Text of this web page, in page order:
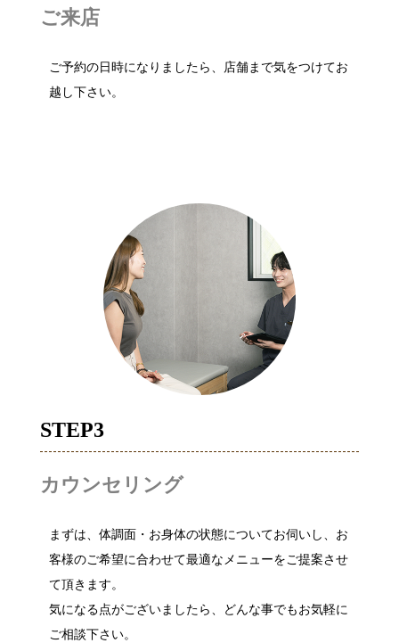
ご来店
ご予約の日時になりましたら、店舗まで気をつけてお
越し下さい。
STEP3
カウンセリング
まずは、体調面・お身体の状態についてお伺いし、お
客様のご希望に合わせて最適なメニューをご提案させ
て頂きます。
気になる点がございましたら、どんな事でもお気軽に
ご相談下さい。